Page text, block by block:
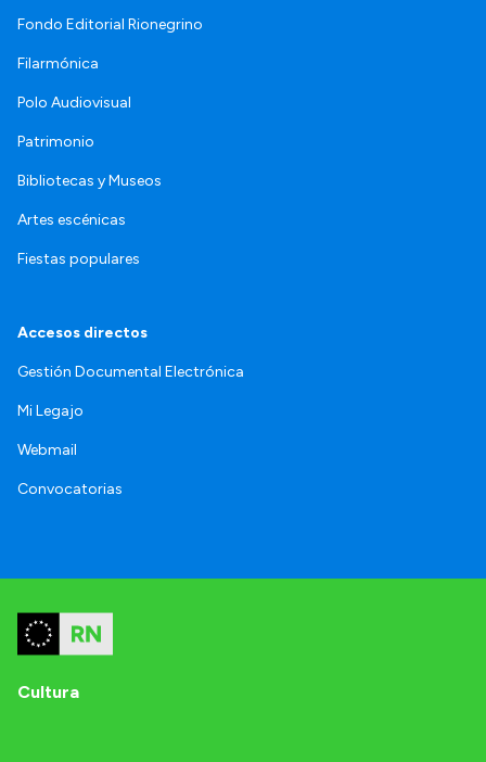
Fondo Editorial Rionegrino
Filarmónica
Polo Audiovisual
Patrimonio
Bibliotecas y Museos
Artes escénicas
Fiestas populares
Accesos directos
Gestión Documental Electrónica
Mi Legajo
Webmail
Convocatorias
Cultura